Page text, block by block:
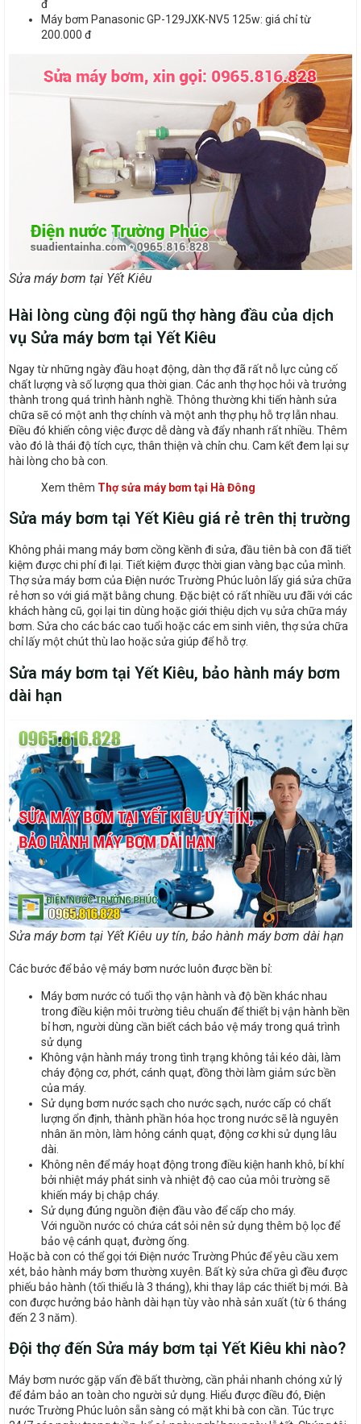
đ
Máy bơm Panasonic GP-129JXK-NV5 125w: giá chỉ từ
200.000 đ
Sửa máy bơm tại Yết Kiêu
Hài lòng cùng đội ngũ thợ hàng đầu của dịch
vụ Sửa máy bơm tại Yết Kiêu
Ngay từ những ngày đầu hoạt động, dàn thợ đã rất nỗ lực củng cố
chất lượng và số lượng qua thời gian. Các anh thợ học hỏi và trưởng
thành trong quá trình hành nghề. Thông thường khi tiến hành sửa
chữa sẽ có một anh thợ chính và một anh thợ phụ hỗ trợ lẫn nhau.
Điều đó khiến công việc được dễ dàng và đẩy nhanh rất nhiều. Thêm
vào đó là thái độ tích cực, thân thiện và chỉn chu. Cam kết đem lại sự
hài lòng cho bà con.
Xem thêm Thợ sửa máy bơm tại Hà Đông
Sửa máy bơm tại Yết Kiêu giá rẻ trên thị trường
Không phải mang máy bơm cồng kềnh đi sửa, đầu tiên bà con đã tiết
kiệm được chi phí đi lại. Tiết kiệm được thời gian vàng bạc của mình.
Thợ sửa máy bơm của Điện nước Trường Phúc luôn lấy giá sửa chữa
rẻ hơn so với giá mặt bằng chung. Đặc biệt có rất nhiều ưu đãi với các
khách hàng cũ, gọi lại tin dùng hoặc giới thiệu dịch vụ sửa chữa máy
bơm. Sửa cho các bác cao tuổi hoặc các em sinh viên, thợ sửa chữa
chỉ lấy một chút thù lao hoặc sửa giúp để hỗ trợ.
Sửa máy bơm tại Yết Kiêu, bảo hành máy bơm
dài hạn
Sửa máy bơm tại Yết Kiêu uy tín, bảo hành máy bơm dài hạn
Các bước để bảo vệ máy bơm nước luôn được bền bỉ:
Máy bơm nước có tuổi thọ vận hành và độ bền khác nhau
trong điều kiện môi trường tiêu chuẩn để thiết bị vận hành bền
bỉ hơn, người dùng cần biết cách bảo vệ máy trong quá trình
sử dụng
Không vận hành máy trong tình trạng không tải kéo dài, làm
cháy động cơ, phớt, cánh quạt, đồng thời làm giảm sức bền
của máy.
Sử dụng bơm nước sạch cho nước sạch, nước cấp có chất
lượng ổn định, thành phần hóa học trong nước sẽ là nguyên
nhân ăn mòn, làm hỏng cánh quạt, động cơ khi sử dụng lâu
dài.
Không nên để máy hoạt động trong điều kiện hanh khô, bí khí
bởi nhiệt máy phát sinh và nhiệt độ cao của môi trường sẽ
khiến máy bị chập cháy.
Sử dụng đúng nguồn điện đầu vào để cấp cho máy.
Với nguồn nước có chứa cát sỏi nên sử dụng thêm bộ lọc để
bảo vệ cánh quạt, đường ống.
Hoặc bà con có thể gọi tới Điện nước Trường Phúc để yêu cầu xem
xét, bảo hành máy bơm thường xuyên. Bất kỳ sửa chữa gì đều được
phiếu bảo hành (tối thiểu là 3 tháng), khi thay lắp các thiết bị mới. Bà
con được hưởng bảo hành dài hạn tùy vào nhà sản xuất (từ 6 tháng
đến 2 3 năm).
Đội thợ đến Sửa máy bơm tại Yết Kiêu khi nào?
Máy bơm nước gặp vấn đề bất thường, cần phải nhanh chóng xử lý
để đảm bảo an toàn cho người sử dụng. Hiểu được điều đó, Điện
nước Trường Phúc luôn sẵn sàng có mặt khi bà con cần. Túc trực